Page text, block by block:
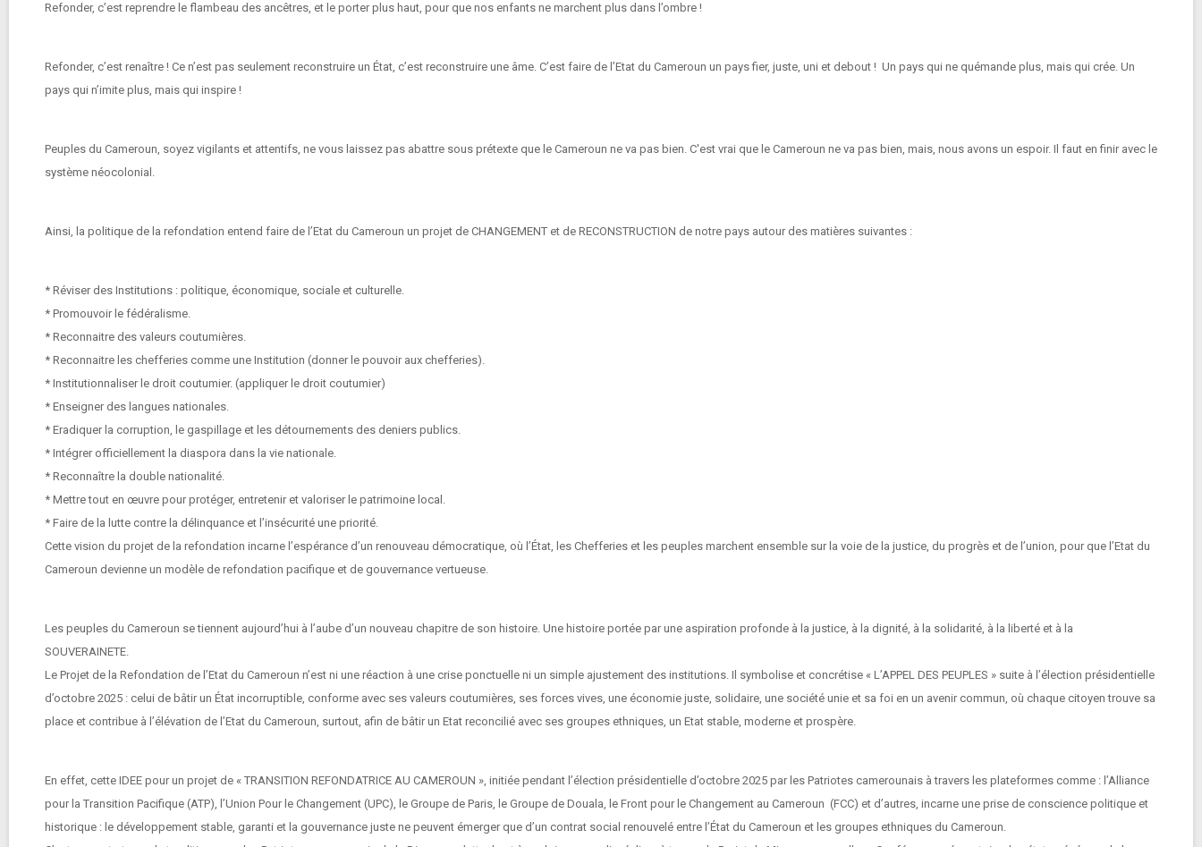
Refonder, c’est reprendre le flambeau des ancêtres, et le porter plus haut, pour que nos enfants ne marchent plus dans l’ombre !
Refonder, c’est renaître ! Ce n’est pas seulement reconstruire un État, c’est reconstruire une âme. C’est faire de l’Etat du Cameroun un pays fier, juste, uni et debout ! Un pays qui ne quémande plus, mais qui crée. Un
pays qui n’imite plus, mais qui inspire !
Peuples du Cameroun, soyez vigilants et attentifs, ne vous laissez pas abattre sous prétexte que le Cameroun ne va pas bien. C'est vrai que le Cameroun ne va pas bien, mais, nous avons un espoir. Il faut en finir avec le
système néocolonial.
Ainsi, la politique de la refondation entend faire de l’Etat du Cameroun un projet de CHANGEMENT et de RECONSTRUCTION de notre pays autour des matières suivantes :
* Réviser des Institutions : politique, économique, sociale et culturelle.
* Promouvoir le fédéralisme.
* Reconnaitre des valeurs coutumières.
* Reconnaitre les chefferies comme une Institution (donner le pouvoir aux chefferies).
* Institutionnaliser le droit coutumier. (appliquer le droit coutumier)
* Enseigner des langues nationales.
* Eradiquer la corruption, le gaspillage et les détournements des deniers publics.
* Intégrer officiellement la diaspora dans la vie nationale.
* Reconnaître la double nationalité.
* Mettre tout en œuvre pour protéger, entretenir et valoriser le patrimoine local.
* Faire de la lutte contre la délinquance et l’insécurité une priorité.
Cette vision du projet de la refondation incarne l’espérance d’un renouveau démocratique, où l’État, les Chefferies et les peuples marchent ensemble sur la voie de la justice, du progrès et de l’union, pour que l’Etat du
Cameroun devienne un modèle de refondation pacifique et de gouvernance vertueuse.
Les peuples du Cameroun se tiennent aujourd’hui à l’aube d’un nouveau chapitre de son histoire. Une histoire portée par une aspiration profonde à la justice, à la dignité, à la solidarité, à la liberté et à la
SOUVERAINETE.
Le Projet de la Refondation de l’Etat du Cameroun n’est ni une réaction à une crise ponctuelle ni un simple ajustement des institutions. Il symbolise et concrétise « L’APPEL DES PEUPLES » suite à l’élection présidentielle
d’octobre 2025 : celui de bâtir un État incorruptible, conforme avec ses valeurs coutumières, ses forces vives, une économie juste, solidaire, une société unie et sa foi en un avenir commun, où chaque citoyen trouve sa
place et contribue à l’élévation de l’Etat du Cameroun, surtout, afin de bâtir un Etat reconcilié avec ses groupes ethniques, un Etat stable, moderne et prospère.
En effet, cette IDEE pour un projet de « TRANSITION REFONDATRICE AU CAMEROUN », initiée pendant l’élection présidentielle d’octobre 2025 par les Patriotes camerounais à travers les plateformes comme : l’Alliance
pour la Transition Pacifique (ATP), l’Union Pour le Changement (UPC), le Groupe de Paris, le Groupe de Douala, le Front pour le Changement au Cameroun (FCC) et d’autres, incarne une prise de conscience politique et
historique : le développement stable, garanti et la gouvernance juste ne peuvent émerger que d’un contrat social renouvelé entre l’État du Cameroun et les groupes ethniques du Cameroun.